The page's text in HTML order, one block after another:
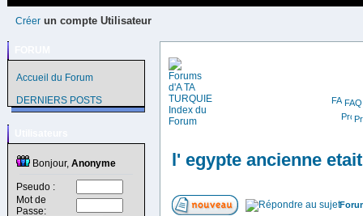
Créer un compte Utilisateur
Accueil du Forum
DERNIERS POSTS
Bonjour, Anonyme
Pseudo :
Mot de
Passe:
FAQ
l' egypte ancienne